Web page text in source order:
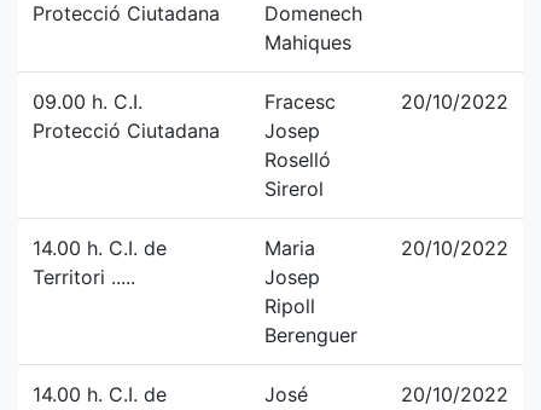
Protecció Ciutadana
Domenech
Mahiques
09.00 h. C.I.
Protecció Ciutadana
Fracesc
Josep
Roselló
Sirerol
20/10/2022
14.00 h. C.I. de
Territori .....
Maria
Josep
Ripoll
Berenguer
20/10/2022
14.00 h. C.I. de
José
20/10/2022